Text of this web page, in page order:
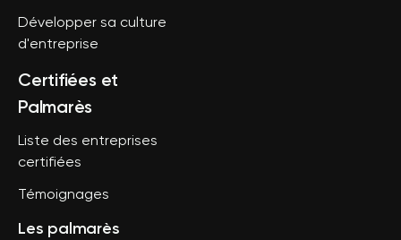
Développer sa culture
d'entreprise
Certifiées et
Palmarès
Liste des entreprises
certifiées
Témoignages
Les palmarès